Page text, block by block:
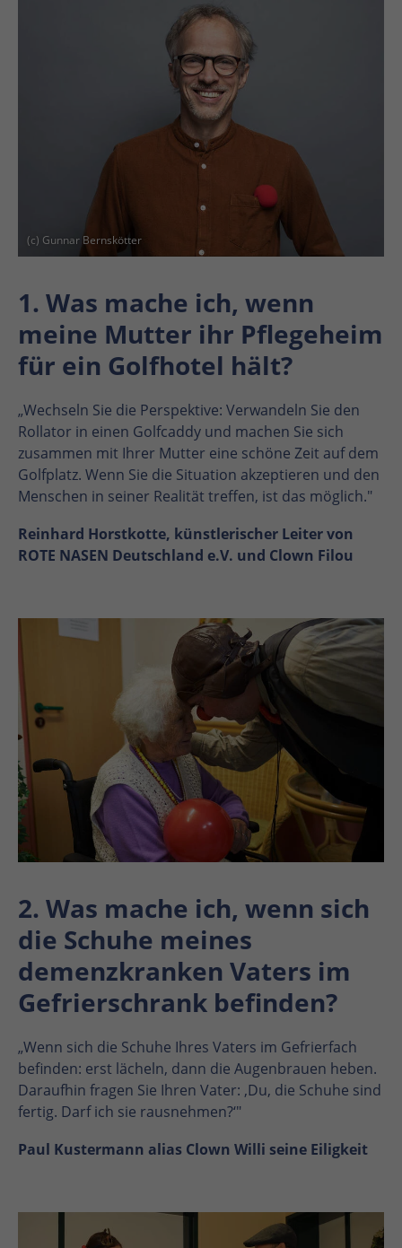
(c) Gunnar Bernskötter
1. Was mache ich, wenn
meine Mutter ihr Pflegeheim
für ein Golfhotel hält?
„Wechseln Sie die Perspektive: Verwandeln Sie den
Rollator in einen Golfcaddy und machen Sie sich
zusammen mit Ihrer Mutter eine schöne Zeit auf dem
Golfplatz. Wenn Sie die Situation akzeptieren und den
Menschen in seiner Realität treffen, ist das möglich."
Reinhard Horstkotte, künstlerischer Leiter von
ROTE NASEN Deutschland e.V. und Clown Filou
2. Was mache ich, wenn sich
die Schuhe meines
demenzkranken Vaters im
Gefrierschrank befinden?
„Wenn sich die Schuhe Ihres Vaters im Gefrierfach
befinden: erst lächeln, dann die Augenbrauen heben.
Daraufhin fragen Sie Ihren Vater: ‚Du, die Schuhe sind
fertig. Darf ich sie rausnehmen?‘"
Paul Kustermann alias Clown Willi seine Eiligkeit